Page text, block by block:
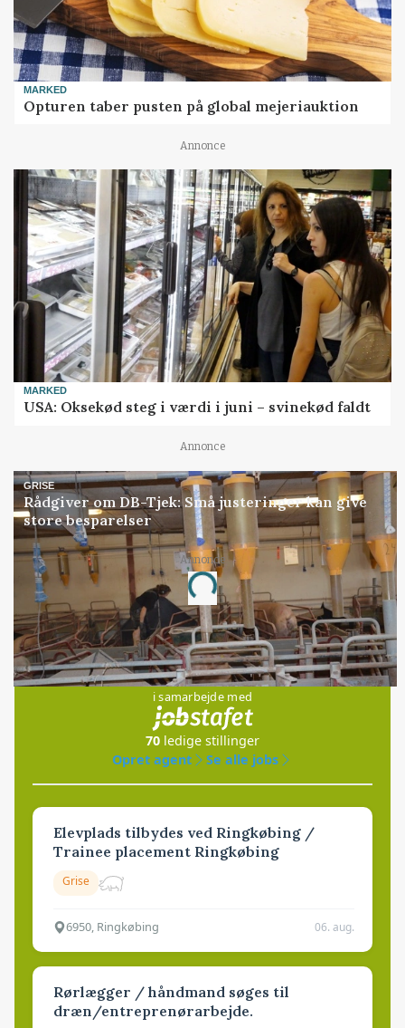
MARKED
Opturen taber pusten på global mejeriauktion
Annonce
MARKED
USA: Oksekød steg i værdi i juni – svinekød faldt
Annonce
GRISE
Rådgiver om DB-Tjek: Små justeringer kan give
store besparelser
Annonce
Loading...
Jobs
i samarbejde med
70 ledige stillinger
Opret agent
Se alle jobs
Elevplads tilbydes ved Ringkøbing /
Trainee placement Ringkøbing
Grise
6950, Ringkøbing 06. aug.
Rørlægger / håndmand søges til
dræn/entreprenørarbejde.